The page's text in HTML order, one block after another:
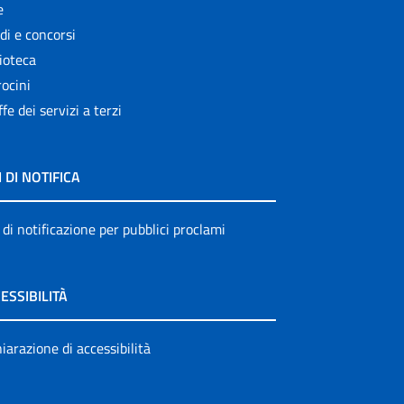
e concorsi
dei servizi a terzi
DI NOTIFICA
notificazione per pubblici proclami
di accessibilità